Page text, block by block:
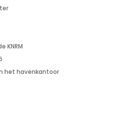
KNRM
het havenkantoor